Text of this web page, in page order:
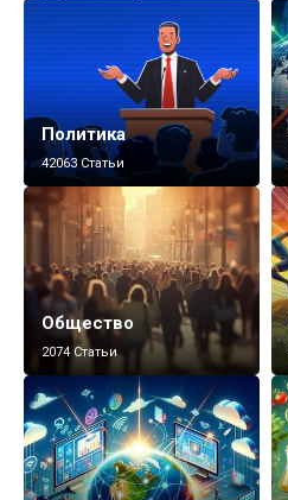
Политика
42063 Статьи
Общество
2074 Статьи